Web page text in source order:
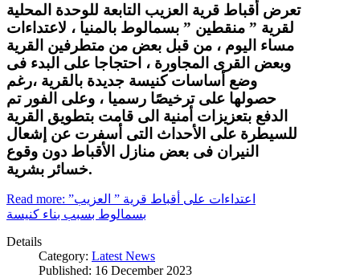
تعرض أقباط قرية العزيب التابعة للوحدة المحلية
لقرية ” منقطين ” بسمالوط بالمنيا ، لاعتداءات
مساء اليوم ، من قبل بعض من متطرفين القرية
وبعض القرى المجاورة ، احتجاجا على البدء فى
وضع أساسات كنيسة جديدة بالقرية ،رغم
حصولها على ترخيصًا رسميا ، وعلى الفور تم
الدفع بتعزيزات أمنية الى قامت بتطويق القرية
للسيطرة على الأحداث التى أسفرت عن إشعال
النيران فى بعض منازل الأقباط دون وقوع
خسائر بشرية.
Read more: اعتداءات على أقباط قرية ” العزيب”
بسمالوط بسبب بناء كنيسة
Details
Category: Latest News
Published: 16 December 2023